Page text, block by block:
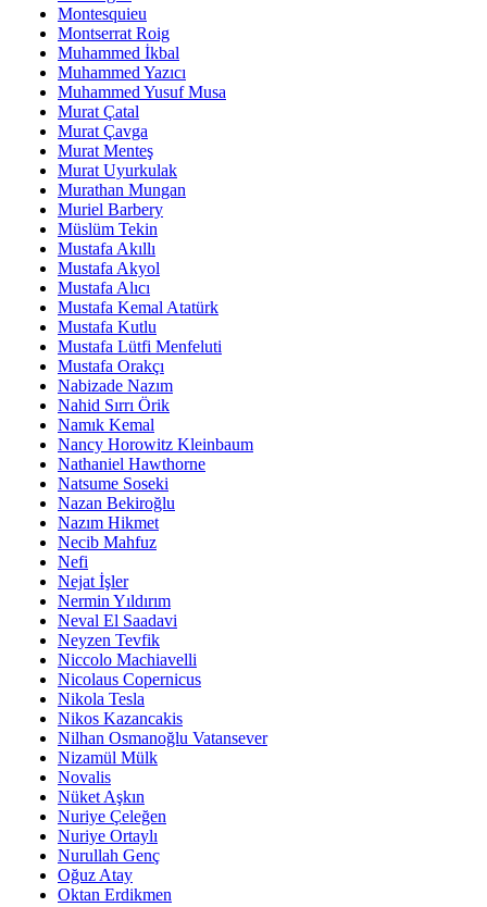
Montesquieu
Montserrat Roig
Muhammed İkbal
Muhammed Yazıcı
Muhammed Yusuf Musa
Murat Çatal
Murat Çavga
Murat Menteş
Murat Uyurkulak
Murathan Mungan
Muriel Barbery
Müslüm Tekin
Mustafa Akıllı
Mustafa Akyol
Mustafa Alıcı
Mustafa Kemal Atatürk
Mustafa Kutlu
Mustafa Lütfi Menfeluti
Mustafa Orakçı
Nabizade Nazım
Nahid Sırrı Örik
Namık Kemal
Nancy Horowitz Kleinbaum
Nathaniel Hawthorne
Natsume Soseki
Nazan Bekiroğlu
Nazım Hikmet
Necib Mahfuz
Nefi
Nejat İşler
Nermin Yıldırım
Neval El Saadavi
Neyzen Tevfik
Niccolo Machiavelli
Nicolaus Copernicus
Nikola Tesla
Nikos Kazancakis
Nilhan Osmanoğlu Vatansever
Nizamül Mülk
Novalis
Nüket Aşkın
Nuriye Çeleğen
Nuriye Ortaylı
Nurullah Genç
Oğuz Atay
Oktan Erdikmen